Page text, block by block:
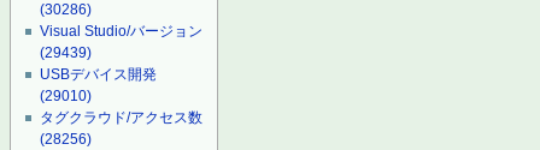
(30286)
Visual Studio/バージョン
(29439)
USBデバイス開発
(29010)
タグクラウド/アクセス数
(28256)